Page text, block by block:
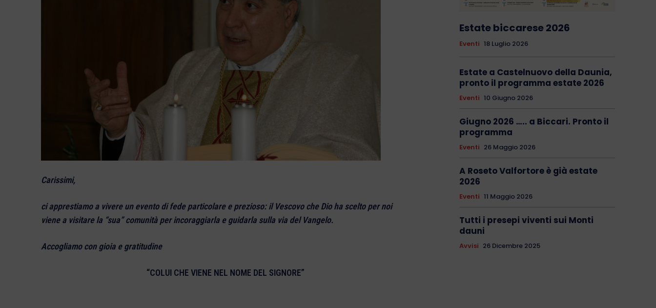
Carissimi,
ci apprestiamo a vivere un evento di fede particolare e prezioso: il Vescovo che Dio ha scelto per noi
viene a visitare la “sua” comunità per incoraggiarla e guidarla sulla via del Vangelo.
Accogliamo con gioia e gratitudine
“COLUI CHE VIENE NEL NOME DEL SIGNORE”
Estate biccarese 2026
Eventi 18 Luglio 2026
Estate a Castelnuovo della Daunia,
pronto il programma estate 2026
Eventi 10 Giugno 2026
Giugno 2026 ….. a Biccari. Pronto il
programma
Eventi 26 Maggio 2026
A Roseto Valfortore è già estate
2026
Eventi 11 Maggio 2026
Tutti i presepi viventi sui Monti
dauni
Avvisi 26 Dicembre 2025